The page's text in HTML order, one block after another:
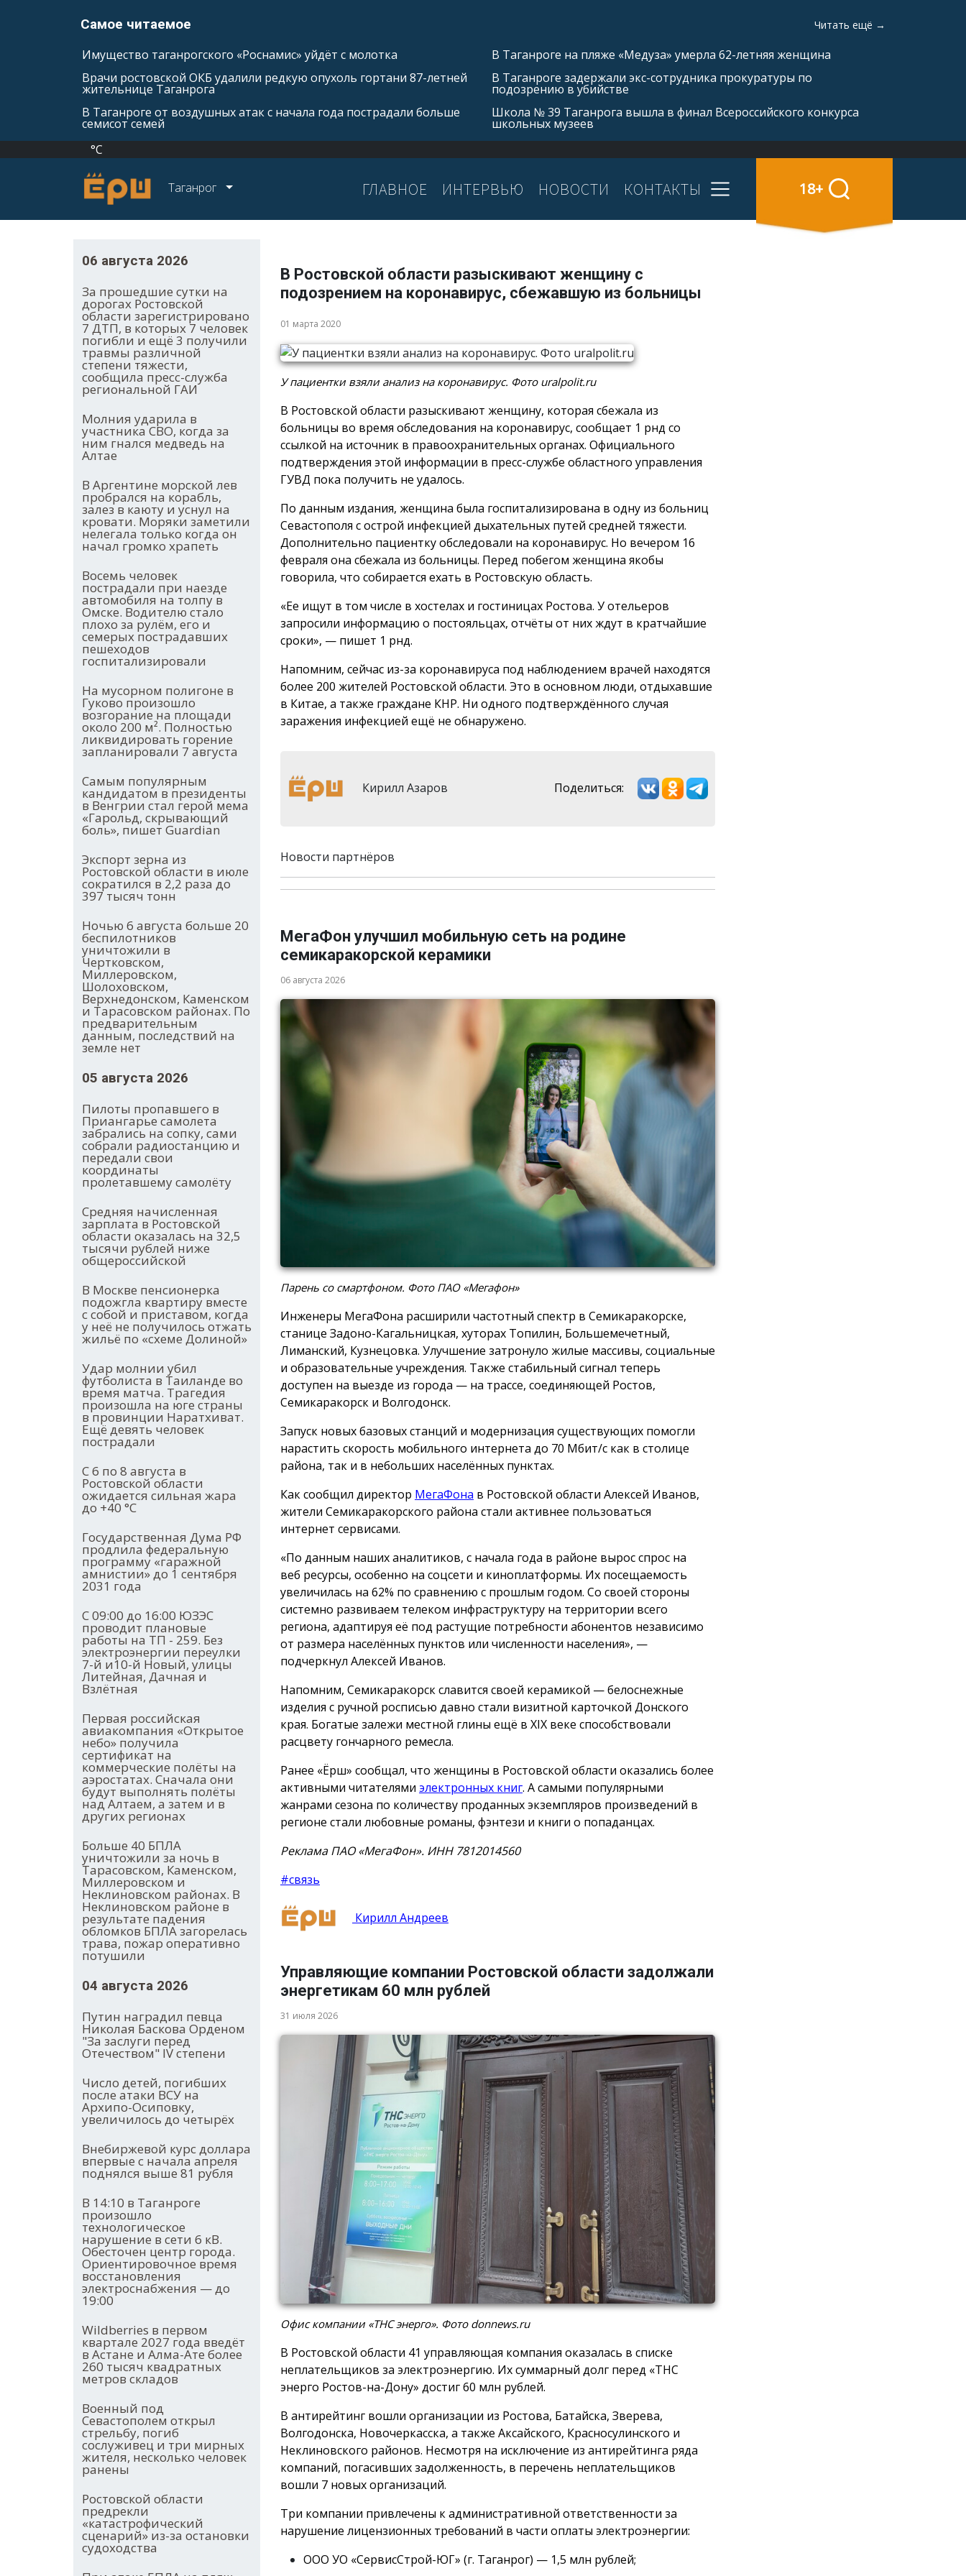
Самое читаемое Читать ещё →
Имущество таганрогского «Роснамис» уйдёт с молотка
Врачи ростовской ОКБ удалили редкую опухоль гортани 87-летней
жительнице Таганрога
В Таганроге от воздушных атак с начала года пострадали больше
семисот семей
В Таганроге на пляже «Медуза» умерла 62-летняя женщина
В Таганроге задержали экс-сотрудника прокуратуры по
подозрению в убийстве
Школа № 39 Таганрога вышла в финал Всероссийского конкурса
школьных музеев
°C
Таганрог ГЛАВНОЕ ИНТЕРВЬЮ НОВОСТИ КОНТАКТЫ 18+
06 августа 2026
За прошедшие сутки на
дорогах Ростовской
области зарегистрировано
7 ДТП, в которых 7 человек
погибли и ещё 3 получили
травмы различной
степени тяжести,
сообщила пресс-служба
региональной ГАИ
Молния ударила в
участника СВО, когда за
ним гнался медведь на
Алтае
В Аргентине морской лев
пробрался на корабль,
залез в каюту и уснул на
кровати. Моряки заметили
нелегала только когда он
начал громко храпеть
Восемь человек
пострадали при наезде
автомобиля на толпу в
Омске. Водителю стало
плохо за рулём, его и
семерых пострадавших
пешеходов
госпитализировали
На мусорном полигоне в
Гуково произошло
возгорание на площади
около 200 м². Полностью
ликвидировать горение
запланировали 7 августа
Самым популярным
кандидатом в президенты
в Венгрии стал герой мема
«Гарольд, скрывающий
боль», пишет Guardian
Экспорт зерна из
Ростовской области в июле
сократился в 2,2 раза до
397 тысяч тонн
Ночью 6 августа больше 20
беспилотников
уничтожили в
Чертковском,
Миллеровском,
Шолоховском,
Верхнедонском, Каменском
и Тарасовском районах. По
предварительным
данным, последствий на
земле нет
05 августа 2026
Пилоты пропавшего в
Приангарье самолета
забрались на сопку, сами
собрали радиостанцию и
передали свои
координаты
пролетавшему самолёту
Средняя начисленная
зарплата в Ростовской
области оказалась на 32,5
тысячи рублей ниже
общероссийской
В Москве пенсионерка
подожгла квартиру вместе
с собой и приставом, когда
у неё не получилось отжать
жильё по «схеме Долиной»
Удар молнии убил
футболиста в Таиланде во
время матча. Трагедия
произошла на юге страны
в провинции Наратхиват.
Ещё девять человек
пострадали
С 6 по 8 августа в
Ростовской области
ожидается сильная жара
до +40 °С
Государственная Дума РФ
продлила федеральную
программу «гаражной
амнистии» до 1 сентября
2031 года
С 09:00 до 16:00 ЮЗЭС
проводит плановые
работы на ТП - 259. Без
электроэнергии переулки
7-й и10-й Новый, улицы
Литейная, Дачная и
Взлётная
Первая российская
авиакомпания «Открытое
небо» получила
сертификат на
коммерческие полёты на
аэростатах. Сначала они
будут выполнять полёты
над Алтаем, а затем и в
других регионах
Больше 40 БПЛА
уничтожили за ночь в
Тарасовском, Каменском,
Миллеровском и
Неклиновском районах. В
Неклиновском районе в
результате падения
обломков БПЛА загорелась
трава, пожар оперативно
потушили
04 августа 2026
Путин наградил певца
Николая Баскова Орденом
"За заслуги перед
Отечеством" IV степени
Число детей, погибших
после атаки ВСУ на
Архипо-Осиповку,
увеличилось до четырёх
Внебиржевой курс доллара
впервые с начала апреля
поднялся выше 81 рубля
В 14:10 в Таганроге
произошло
технологическое
нарушение в сети 6 кВ.
Обесточен центр города.
Ориентировочное время
восстановления
электроснабжения — до
19:00
Wildberries в первом
квартале 2027 года введёт
в Астане и Алма-Ате более
260 тысяч квадратных
метров складов
Военный под
Севастополем открыл
стрельбу, погиб
сослуживец и три мирных
жителя, несколько человек
ранены
Ростовской области
предрекли
«катастрофический
сценарий» из-за остановки
судоходства
В Ростовской области разыскивают женщину с
подозрением на коронавирус, сбежавшую из больницы
01 марта 2020
У пациентки взяли анализ на коронавирус. Фото uralpolit.ru
В Ростовской области разыскивают женщину, которая сбежала из
больницы во время обследования на коронавирус, сообщает 1 рнд со
ссылкой на источник в правоохранительных органах. Официального
подтверждения этой информации в пресс-службе областного управления
ГУВД пока получить не удалось.
По данным издания, женщина была госпитализирована в одну из больниц
Севастополя с острой инфекцией дыхательных путей средней тяжести.
Дополнительно пациентку обследовали на коронавирус. Но вечером 16
февраля она сбежала из больницы. Перед побегом женщина якобы
говорила, что собирается ехать в Ростовскую область.
«Ее ищут в том числе в хостелах и гостиницах Ростова. У отельеров
запросили информацию о постояльцах, отчёты от них ждут в кратчайшие
сроки», — пишет 1 рнд.
Напомним, сейчас из-за коронавируса под наблюдением врачей находятся
более 200 жителей Ростовской области. Это в основном люди, отдыхавшие
в Китае, а также граждане КНР. Ни одного подтверждённого случая
заражения инфекцией ещё не обнаружено.
Кирилл Азаров Поделиться:
Новости партнёров
МегаФон улучшил мобильную сеть на родине
семикаракорской керамики
06 августа 2026
Парень со смартфоном. Фото ПАО «Мегафон»
Инженеры МегаФона расширили частотный спектр в Семикаракорске,
станице Задоно-Кагальницкая, хуторах Топилин, Большемечетный,
Лиманский, Кузнецовка. Улучшение затронуло жилые массивы, социальные
и образовательные учреждения. Также стабильный сигнал теперь
доступен на выезде из города — на трассе, соединяющей Ростов,
Семикаракорск и Волгодонск.
Запуск новых базовых станций и модернизация существующих помогли
нарастить скорость мобильного интернета до 70 Мбит/с как в столице
района, так и в небольших населённых пунктах.
Как сообщил директор МегаФона в Ростовской области Алексей Иванов,
жители Семикаракорского района стали активнее пользоваться
интернет сервисами.
«По данным наших аналитиков, с начала года в районе вырос спрос на
веб ресурсы, особенно на соцсети и киноплатформы. Их посещаемость
увеличилась на 62% по сравнению с прошлым годом. Со своей стороны
системно развиваем телеком инфраструктуру на территории всего
региона, адаптируя её под растущие потребности абонентов независимо
от размера населённых пунктов или численности населения», —
подчеркнул Алексей Иванов.
Напомним, Семикаракорск славится своей керамикой — белоснежные
изделия с ручной росписью давно стали визитной карточкой Донского
края. Богатые залежи местной глины ещё в XIX веке способствовали
расцвету гончарного ремесла.
Ранее «Ёрш» сообщал, что женщины в Ростовской области оказались более
активными читателями электронных книг. А самыми популярными
жанрами сезона по количеству проданных экземпляров произведений в
регионе стали любовные романы, фэнтези и книги о попаданцах.
Реклама ПАО «МегаФон». ИНН 7812014560
#связь
Кирилл Андреев
Управляющие компании Ростовской области задолжали
энергетикам 60 млн рублей
31 июля 2026
Офис компании «ТНС энерго». Фото donnews.ru
В Ростовской области 41 управляющая компания оказалась в списке
неплательщиков за электроэнергию. Их суммарный долг перед «ТНС
энерго Ростов-на-Дону» достиг 60 млн рублей.
В антирейтинг вошли организации из Ростова, Батайска, Зверева,
Волгодонска, Новочеркасска, а также Аксайского, Красносулинского и
Неклиновского районов. Несмотря на исключение из антирейтинга ряда
компаний, погасивших задолженность, в перечень неплательщиков
вошли 7 новых организаций.
Три компании привлечены к административной ответственности за
нарушение лицензионных требований в части оплаты электроэнергии:
ООО УО «СервисСтрой-ЮГ» (г. Таганрог) — 1,5 млн рублей;